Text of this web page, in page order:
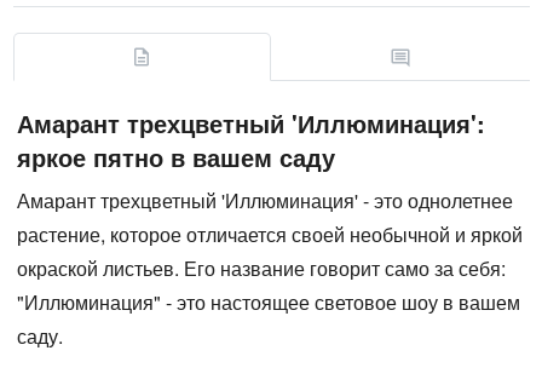
Амарант трехцветный 'Иллюминация':
яркое пятно в вашем саду
Амарант трехцветный 'Иллюминация'- это однолетнее
растение, которое отличается своей необычной и яркой
окраской листьев. Его название говорит само за себя:
"Иллюминация" - это настоящее световое шоу в вашем
саду.